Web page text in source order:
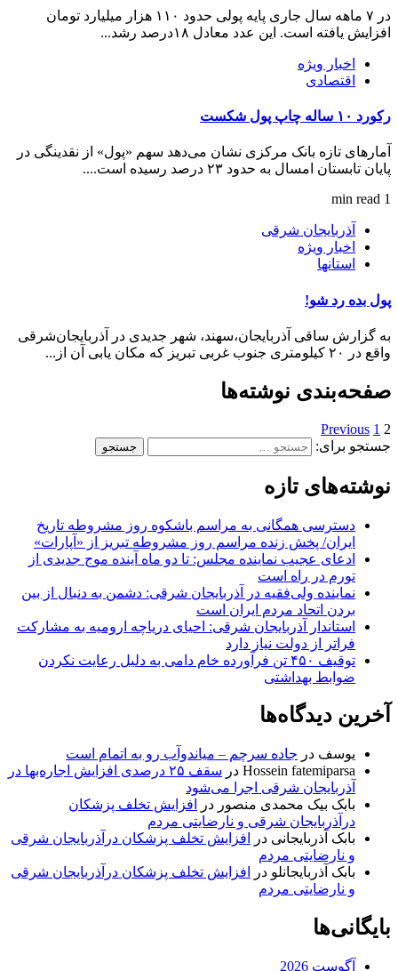
در ۷ ماهه سال جاری پایه پولی حدود ۱۱۰ هزار میلیارد تومان
افزایش یافته است. این عدد معادل ۱۸درصد رشد...
اخبار ویژه
اقتصادی
رکورد ۱۰ ساله چاپ پول شکست
آمار‌های تازه بانک مرکزی نشان می‌دهد سهم «پول» از نقدینگی در
پایان تابستان امسال به حدود ۲۳ درصد رسیده است....
1 min read
آذربایجان شرقی
اخبار ویژه
استانها
پول بده رد شو!
به گزارش ساقی آذربایجان،سهند، شهر جدیدی در آذربایجان‌شرقی
واقع در ۲۰ کیلومتری جنوب غربی تبریز که مکان یابی آن از...
صفحه‌بندی نوشته‌ها
Previous 1 2
جستجو برای:
نوشته‌های تازه
دسترسی همگانی به مراسم باشکوه روز مشروطه تاریخ
ایران/ پخش زنده مراسم روز مشروطه تبریز از «آپارات»
ادعای عجیب نماینده مجلس: تا دو ماه آینده موج جدیدی از
تورم در راه است
نماینده ولی‌فقیه در آذربایجان شرقی: دشمن به دنبال از بین
بردن اتحاد مردم ایران است
استاندار آذربایجان شرقی: احیای دریاچه ارومیه به مشارکت
فراتر از دولت نیاز دارد
توقیف ۴۵۰ تن فرآورده خام دامی به دلیل رعایت نکردن
ضوابط بهداشتی
آخرین دیدگاه‌ها
یوسف در جاده سرچم – میاندوآب رو به اتمام است
Hossein fatemiparsa در
سقف ۲۵ درصدی افزایش اجاره‌بها در
آذربایجان شرقی اجرا می‌شود
بابک بیک محمدی منصور در
افزایش تخلف پزشکان
درآذربایجان شرقی و نارضایتی مردم
بابک آذربایجانی در
افزایش تخلف پزشکان درآذربایجان شرقی
و نارضایتی مردم
بابک آذربایجانلو در
افزایش تخلف پزشکان درآذربایجان شرقی
و نارضایتی مردم
بایگانی‌ها
آگوست 2026